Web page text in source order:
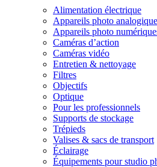
Alimentation électrique
Appareils photo
Appareils photo
Caméras d’action
Caméras vidéo
Entretien & nettoyage
Filtres
Objectifs
Optique
Pour les professionnels
Supports de stockage
Trépieds
Valises & sacs de transport
Éclairage
Équipements pour studio